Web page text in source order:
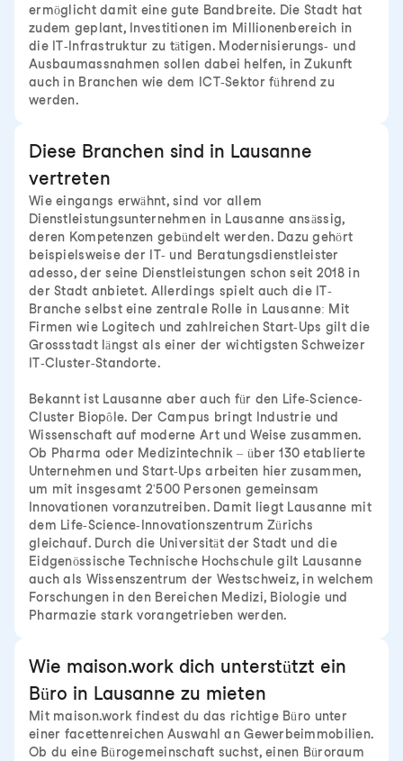
ermöglicht damit eine gute Bandbreite. Die Stadt hat
zudem geplant, Investitionen im Millionenbereich in
die IT-Infrastruktur zu tätigen. Modernisierungs- und
Ausbaumassnahmen sollen dabei helfen, in Zukunft
auch in Branchen wie dem ICT-Sektor führend zu
werden.
Diese Branchen sind in Lausanne
vertreten
Wie eingangs erwähnt, sind vor allem
Dienstleistungsunternehmen in Lausanne ansässig,
deren Kompetenzen gebündelt werden. Dazu gehört
beispielsweise der IT- und Beratungsdienstleister
adesso, der seine Dienstleistungen schon seit 2018 in
der Stadt anbietet. Allerdings spielt auch die IT-
Branche selbst eine zentrale Rolle in Lausanne: Mit
Firmen wie Logitech und zahlreichen Start-Ups gilt die
Grossstadt längst als einer der wichtigsten Schweizer
IT-Cluster-Standorte.
Bekannt ist Lausanne aber auch für den Life-Science-
Cluster Biopôle. Der Campus bringt Industrie und
Wissenschaft auf moderne Art und Weise zusammen.
Ob Pharma oder Medizintechnik – über 130 etablierte
Unternehmen und Start-Ups arbeiten hier zusammen,
um mit insgesamt 2'500 Personen gemeinsam
Innovationen voranzutreiben. Damit liegt Lausanne mit
dem Life-Science-Innovationszentrum Zürichs
gleichauf. Durch die Universität der Stadt und die
Eidgenössische Technische Hochschule gilt Lausanne
auch als Wissenszentrum der Westschweiz, in welchem
Forschungen in den Bereichen Medizi, Biologie und
Pharmazie stark vorangetrieben werden.
Wie maison.work dich unterstützt ein
Büro in Lausanne zu mieten
Mit maison.work findest du das richtige Büro unter
einer facettenreichen Auswahl an Gewerbeimmobilien.
Ob du eine Bürogemeinschaft suchst, einen Büroraum